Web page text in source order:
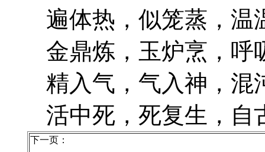
遍体热，似笼蒸，温
金鼎炼，玉炉烹，呼
精入气，气入神，混
活中死，死复生，自
下一页：